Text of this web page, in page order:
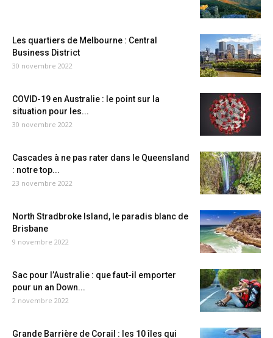
Les quartiers de Melbourne : Central
Business District
30 novembre 2022
COVID-19 en Australie : le point sur la
situation pour les...
30 novembre 2022
Cascades à ne pas rater dans le Queensland
: notre top...
23 novembre 2022
North Stradbroke Island, le paradis blanc de
Brisbane
9 novembre 2022
Sac pour l’Australie : que faut-il emporter
pour un an Down...
2 novembre 2022
Grande Barrière de Corail : les 10 îles qui